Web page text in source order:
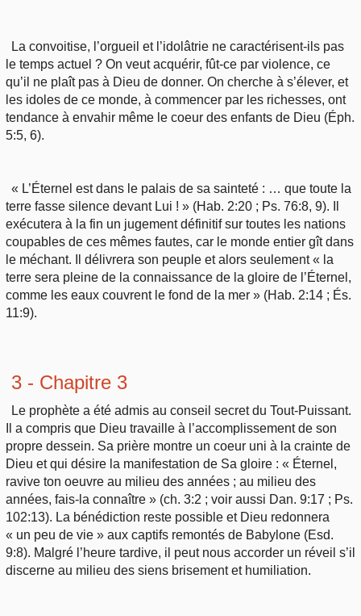
La convoitise, l’orgueil et l’idolâtrie ne caractérisent-ils pas
le temps actuel ? On veut acquérir, fût-ce par violence, ce
qu’il ne plaît pas à Dieu de donner. On cherche à s’élever, et
les idoles de ce monde, à commencer par les richesses, ont
tendance à envahir même le coeur des enfants de Dieu (Éph.
5:5, 6).
« L’Éternel est dans le palais de sa sainteté : … que toute la
terre fasse silence devant Lui ! » (Hab. 2:20 ; Ps. 76:8, 9). Il
exécutera à la fin un jugement définitif sur toutes les nations
coupables de ces mêmes fautes, car le monde entier gît dans
le méchant. Il délivrera son peuple et alors seulement « la
terre sera pleine de la connaissance de la gloire de l’Éternel,
comme les eaux couvrent le fond de la mer » (Hab. 2:14 ; És.
11:9).
3 - Chapitre 3
Le prophète a été admis au conseil secret du Tout-Puissant.
Il a compris que Dieu travaille à l’accomplissement de son
propre dessein. Sa prière montre un coeur uni à la crainte de
Dieu et qui désire la manifestation de Sa gloire : « Éternel,
ravive ton oeuvre au milieu des années ; au milieu des
années, fais-la connaître » (ch. 3:2 ; voir aussi Dan. 9:17 ; Ps.
102:13). La bénédiction reste possible et Dieu redonnera
« un peu de vie » aux captifs remontés de Babylone (Esd.
9:8). Malgré l’heure tardive, il peut nous accorder un réveil s’il
discerne au milieu des siens brisement et humiliation.